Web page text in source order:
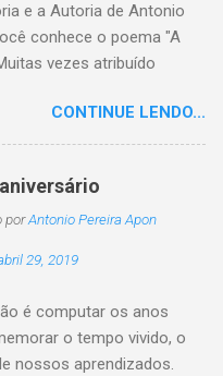
a sós o caminhante,
sob o céu, sobre o
vida a caminhar. Vem de
não demora,
e a Autoria de Antonio
conhece o poema "A
vezes atribuído
autoria de Antonio Pereira
primeira vez em 1999 no
depende da perspectiva
você encontrar este texto
nomes, ajude-nos a
o crédito correto.
CONTINUE LENDO...
porAntonio Pereira Apon
29, 2019
é computar os anos
o tempo vivido, o
nossos aprendizados.